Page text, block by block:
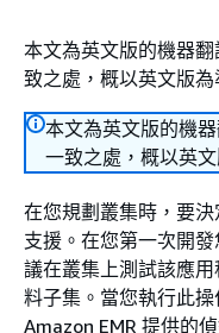
本文為英文版的機器
致之處，概以英文版為
本文為英文版的機
一致之處，概以英文
在您規劃叢集時，要
支援。在您第一次開
議在叢集上測試該應
料子集。當您執行此
Amazon EMR 提供的